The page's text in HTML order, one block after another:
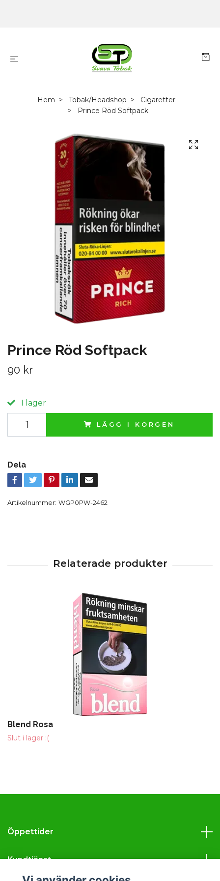
Hem Tobak/Headshop
Cigaretter
Prince Röd Softpack
Prince Röd Softpack
90 kr
I lager
LÄGG I KORGEN
Dela
Artikelnummer: WGP0PW-2462
Blend Rosa
Slut i lager :(
Öppettider
Kundtjänst